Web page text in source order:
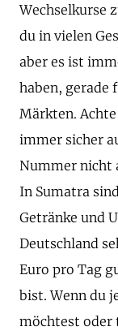
Wechselkurse
du in vielen
aber es ist
haben, gerade
Märkten.
immer sicher
Nummer nicht
In Sumatra
Getränke und
Deutschland
Euro pro Tag
bist. Wenn du
möchtest oder